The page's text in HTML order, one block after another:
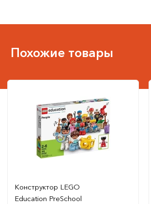
Похожие товары
Конструктор LEGO
Education PreSchool